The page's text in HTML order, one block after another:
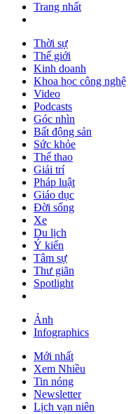
Trang nhất
Thời sự
Thế giới
Kinh doanh
Khoa học công nghệ
Video
Podcasts
Góc nhìn
Bất động sản
Sức khỏe
Thể thao
Giải trí
Pháp luật
Giáo dục
Đời sống
Xe
Du lịch
Ý kiến
Tâm sự
Thư giãn
Spotlight
Ảnh
Infographics
Mới nhất
Xem Nhiều
Tin nóng
Newsletter
Lịch vạn niên